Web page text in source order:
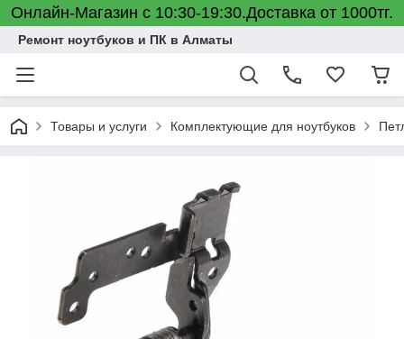
Онлайн-Магазин с 10:30-19:30.Доставка от 1000тг.
Ремонт ноутбуков и ПК в Алматы
Товары и услуги Комплектующие для ноутбуков